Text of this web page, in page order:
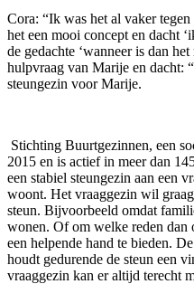
Cora: “Ik was het al vaker
het een mooi concept en dacht
de gedachte ‘wanneer is dan
hulpvraag van Marije en dacht:
steungezin voor Marije.
Stichting Buurtgezinnen, een
2015 en is actief in meer dan
een stabiel steungezin aan een
woont. Het vraaggezin wil
steun. Bijvoorbeeld omdat
wonen. Of om welke reden dan
een helpende hand te bieden.
houdt gedurende de steun een
vraaggezin kan er altijd terecht